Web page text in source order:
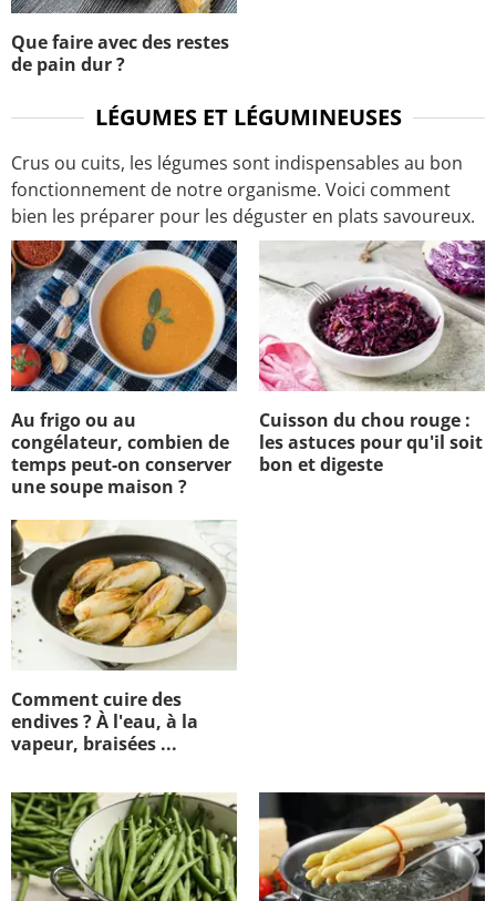
Que faire avec des restes
de pain dur ?
LÉGUMES ET LÉGUMINEUSES
Crus ou cuits, les légumes sont indispensables au bon
fonctionnement de notre organisme. Voici comment
bien les préparer pour les déguster en plats savoureux.
Au frigo ou au
congélateur, combien de
temps peut-on conserver
une soupe maison ?
Cuisson du chou rouge :
les astuces pour qu'il soit
bon et digeste
Comment cuire des
endives ? À l'eau, à la
vapeur, braisées ...